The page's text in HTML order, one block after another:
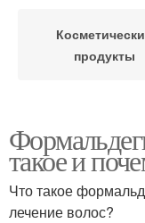
продукты
такое и
Что такое
лечение волос?